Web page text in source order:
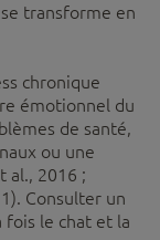
transforme en
chronique
émotionnel du
de santé,
ou une
al., 2016 ;
Consulter un
fois le chat et la